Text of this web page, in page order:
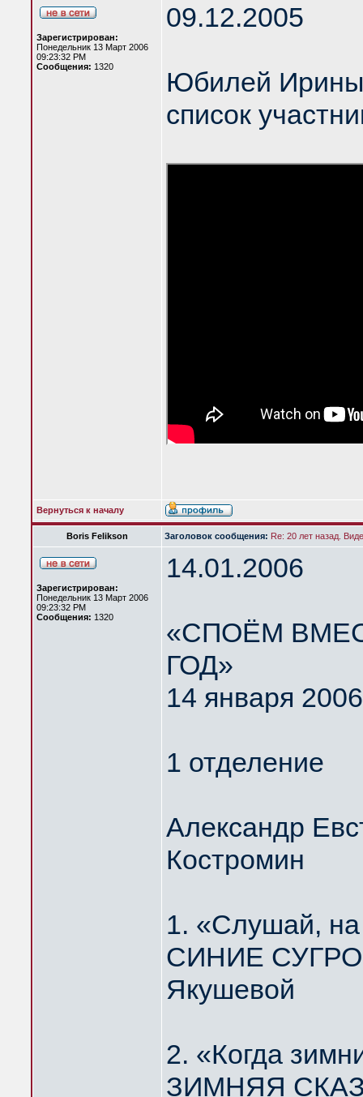
Зарегистрирован:
Понедельник 13 Март 2006
09:23:32 PM
Сообщения: 1320
09.12.2005
Юбилей
список
Вернуться к началу
Boris Felikson Заголовок сообщения: Re: 20 лет назад.
Зарегистрирован:
Понедельник 13 Март 2006
09:23:32 PM
Сообщения: 1320
14.01.2006
«СПОЁМ
ГОД»
14 января
1 отделение
Александр
Костромин
1. «Слушай,
СИНИЕ
Якушевой
2. «Когда
ЗИМНЯЯ